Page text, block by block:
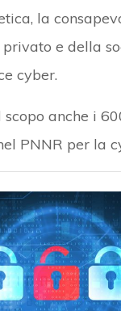
la
e della
cyber.
scopo anche i
PNNR per la